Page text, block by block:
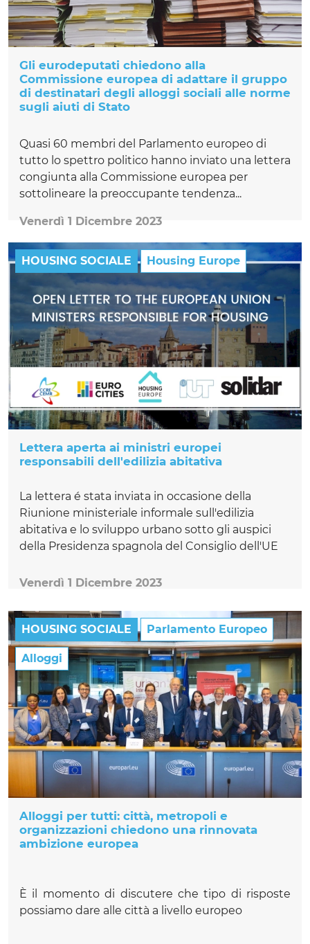
Gli eurodeputati chiedono alla
Commissione europea di adattare il gruppo
di destinatari degli alloggi sociali alle norme
sugli aiuti di Stato
Quasi 60 membri del Parlamento europeo di
tutto lo spettro politico hanno inviato una lettera
congiunta alla Commissione europea per
sottolineare la preoccupante tendenza...
Venerdì 1 Dicembre 2023
HOUSING SOCIALE Housing Europe
Lettera aperta ai ministri europei
responsabili dell'edilizia abitativa
La lettera é stata inviata in occasione della
Riunione ministeriale informale sull'edilizia
abitativa e lo sviluppo urbano sotto gli auspici
della Presidenza spagnola del Consiglio dell'UE
Venerdì 1 Dicembre 2023
HOUSING SOCIALE Parlamento Europeo
Alloggi
Alloggi per tutti: città, metropoli e
organizzazioni chiedono una rinnovata
ambizione europea
È il momento di discutere che tipo di risposte
possiamo dare alle città a livello europeo